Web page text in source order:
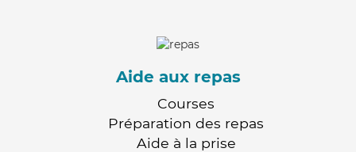
Aide aux repas
Courses
Préparation des repas
Aide à la prise